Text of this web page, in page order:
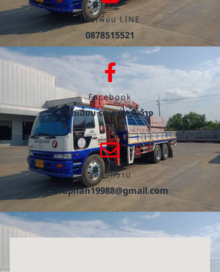
เพิ่มเพื่อน LINE
0878515521
Facebook
รถเฮี๊ยบ รถเครน รับจ้าง
ส่งข้อความ
Oraphan19988@gmail.com